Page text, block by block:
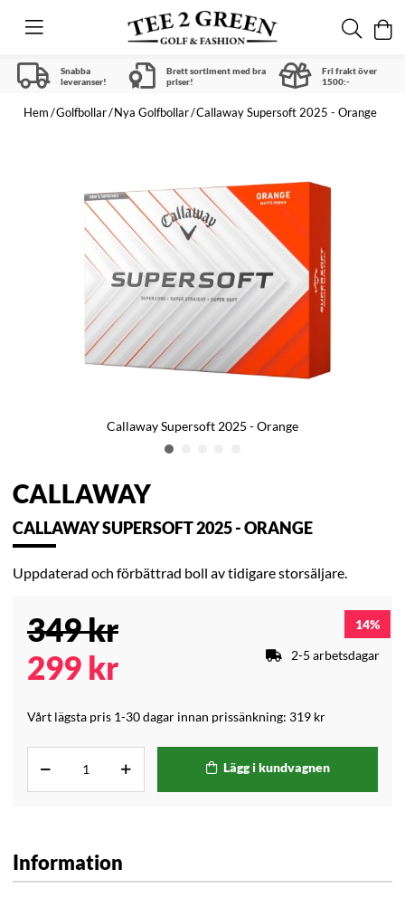
Snabba
leveranser!
Brett sortiment med bra
priser!
Fri frakt över
1500:-
Hem Golfbollar Nya Golfbollar Callaway Supersoft 2025 - Orange
Callaway Supersoft 2025 - Orange
CALLAWAY
CALLAWAY SUPERSOFT 2025 - ORANGE
Uppdaterad och förbättrad boll av tidigare storsäljare.
349kr
299 kr
Vårt lägsta pris 1-30 dagar innan prissänkning: 319 kr
14
2-5 arbetsdagar
Lägg i kundvagnen
Information